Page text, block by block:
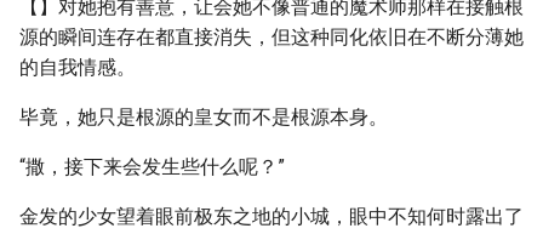
【】对她抱有善意，让会她不像普通的魔术师那样在接触根
源的瞬间连存在都直接消失，但这种同化依旧在不断分薄她
的自我情感。
毕竟，她只是根源的皇女而不是根源本身。
“撒，接下来会发生些什么呢？”
金发的少女望着眼前极东之地的小城，眼中不知何时露出了